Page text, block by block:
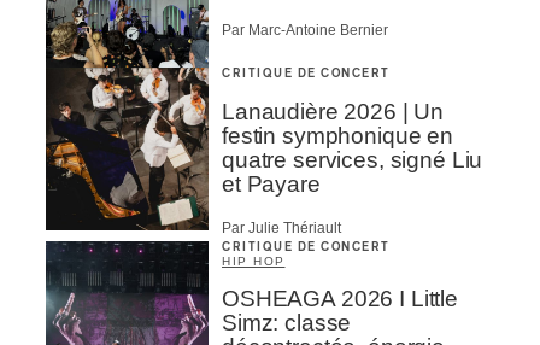
Par Marc-Antoine Bernier
CRITIQUE DE CONCERT
Lanaudière 2026 | Un
festin symphonique en
quatre services, signé Liu
et Payare
Par Julie Thériault
CRITIQUE DE CONCERT
HIP HOP
OSHEAGA 2026 I Little
Simz: classe